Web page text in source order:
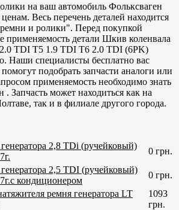
на ваш автомобиль Фольксваген
Весь перечень деталей находится
и ролики". Перед покупкой
применяемость детали Шкив коленвала
TDI T5 1.9 TDI T6 2.0 TDI (6PK)
Наши специалисты бесплатно вас
подобрать запчасти аналоги или
применяемость необходимо знать
Запчасть может находиться как на
, так и в филиале другого города.
2,8 TDi (ручейковый)
0 грн.
2,5 TDI (ручейковый)
кондиционером
0 грн.
ремня генератора LT
1093
грн.